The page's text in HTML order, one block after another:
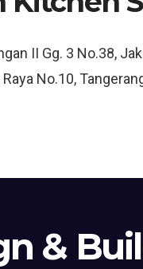
II Gg. 3 No.38,
No.10,
&